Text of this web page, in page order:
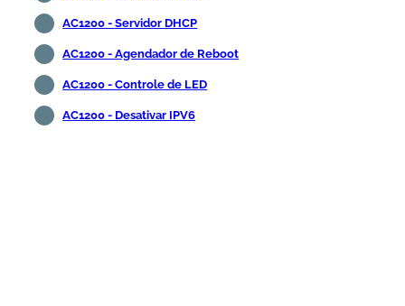
AC1200 - Servidor DHCP
AC1200 - Agendador de Reboot
AC1200 - Controle de LED
AC1200 - Desativar IPV6